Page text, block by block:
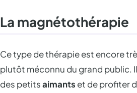
La magnétothérapie
Ce type de thérapie est encore
plutôt méconnu du grand public. Il
des petitsaimants et de profiter